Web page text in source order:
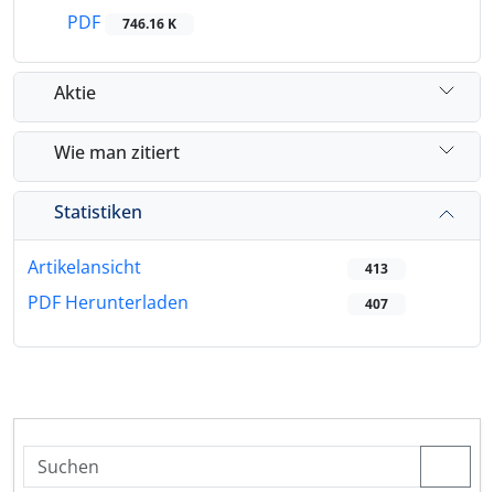
PDF
746.16 K
Aktie
Wie man zitiert
Statistiken
Artikelansicht 413
PDF Herunterladen 407